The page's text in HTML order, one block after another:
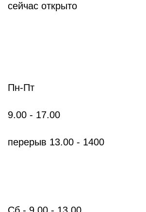
сейчас открыто
Пн-Пт
9.00 - 17.00
перерыв 13.00 - 1400